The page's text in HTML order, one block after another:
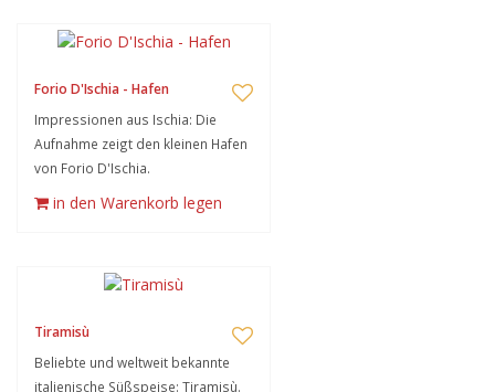
Forio D'Ischia - Hafen
Impressionen aus Ischia: Die
Aufnahme zeigt den kleinen Hafen
von Forio D'Ischia.
in den Warenkorb legen
Tiramisù
Beliebte und weltweit bekannte
italienische Süßspeise: Tiramisù.